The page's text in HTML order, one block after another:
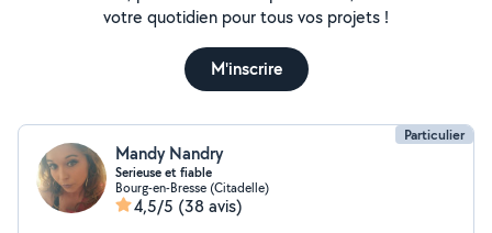
votre quotidien pour tous vos projets !
M'inscrire
Particulier
Mandy Nandry
Serieuse et fiable
Bourg-en-Bresse (Citadelle)
4,5/5 (38 avis)